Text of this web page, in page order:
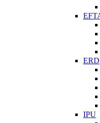
ERD
IPU